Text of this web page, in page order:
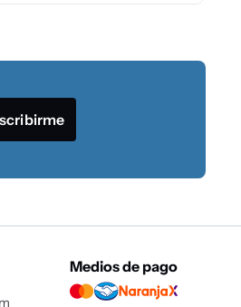
Medios de pago